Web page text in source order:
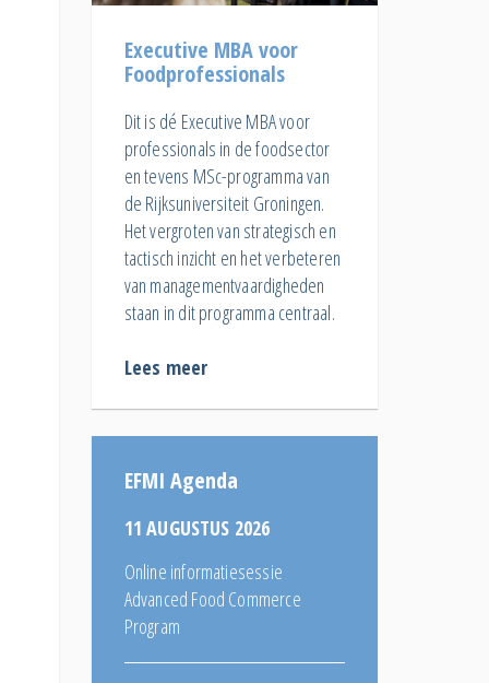
Executive MBA voor
Foodprofessionals
Dit is dé Executive MBA voor
professionals in de foodsector
en tevens MSc-programma van
de Rijksuniversiteit Groningen.
Het vergroten van strategisch en
tactisch inzicht en het verbeteren
van managementvaardigheden
staan in dit programma centraal.
Lees meer
EFMI Agenda
11 AUGUSTUS 2026
Online informatiesessie
Advanced Food Commerce
Program